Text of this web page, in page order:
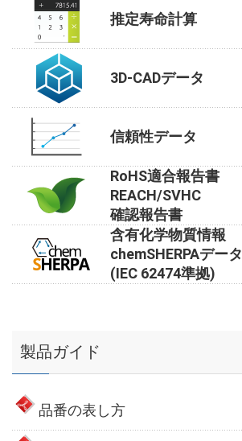
推定寿命計算
3D-CADデータ
信頼性データ
RoHS適合報告書
REACH/SVHC
確認報告書
含有化学物質情報
chemSHERPAデータ
(IEC 62474準拠)
製品ガイド
品番の表し方